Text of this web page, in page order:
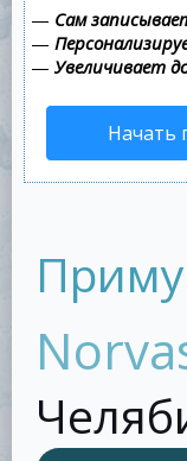
— Сам
—
— Увеличивает
Начать